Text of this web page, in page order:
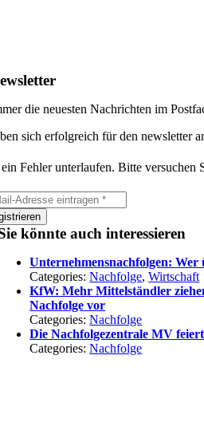
die neuesten Nachrichten im
sich erfolgreich für den newsletter
Fehler unterlaufen. Bitte versuchen
könnte auch interessieren
Unternehmensnachfolgen: Wer
Categories:Nachfolge,Wirtschaft
KfW: Mehr Mittelständler
Nachfolge vor
Categories:Nachfolge
Die Nachfolgezentrale MV
Categories:Nachfolge